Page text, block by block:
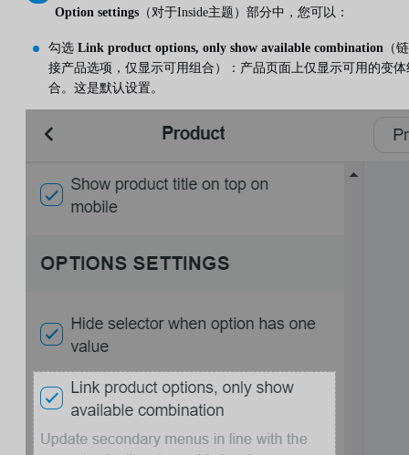
Option settings （对于Inside主题）部分中，您可以：
勾选 Link product options, only show available combination （链
接产品选项，仅显示可用组合）：产品页面上仅显示可用的变体
合。这是默认设置。